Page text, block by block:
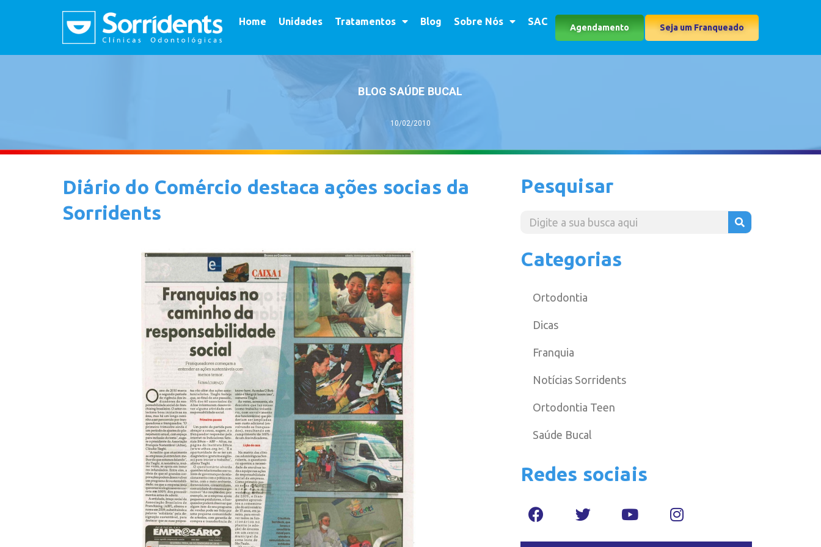
Home Unidades Tratamentos Blog Sobre Nós SAC
Agendamento Seja um Franqueado
BLOG SAÚDE BUCAL
10/02/2010
Diário do Comércio destaca ações socias da
Sorridents
Pesquisar
Categorias
Ortodontia
Dicas
Franquia
Notícias Sorridents
Ortodontia Teen
Saúde Bucal
Redes sociais